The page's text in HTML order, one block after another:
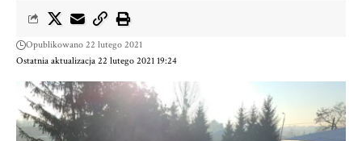
Ostatnia aktualizacja 22 lutego 2021 19:24
Opublikowano 22 lutego 2021